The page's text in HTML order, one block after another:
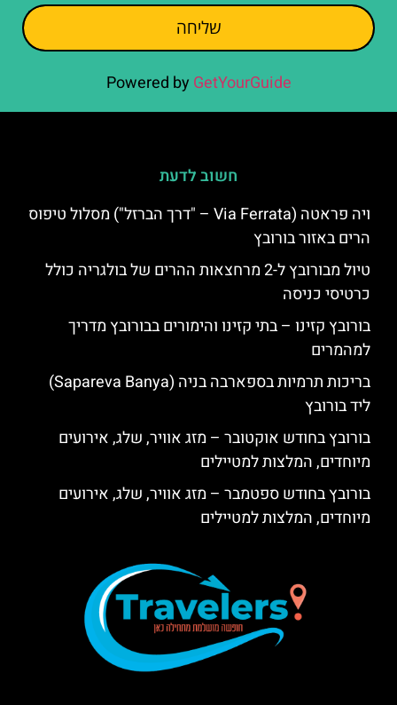
שליחה
Powered by GetYourGuide
חשוב לדעת
ויה פראטה (Via Ferrata – "דרך הברזל") מסלול טיפוס
הרים באזור בורובץ
טיול מבורובץ ל-2 מרחצאות ההרים של בולגריה כולל
כרטיסי כניסה
בורובץ קזינו – בתי קזינו והימורים בבורובץ מדריך
למהמרים
בריכות תרמיות בספארבה בניה (Sapareva Banya)
ליד בורובץ
בורובץ בחודש אוקטובר – מזג אוויר, שלג, אירועים
מיוחדים, המלצות למטיילים
בורובץ בחודש ספטמבר – מזג אוויר, שלג, אירועים
מיוחדים, המלצות למטיילים